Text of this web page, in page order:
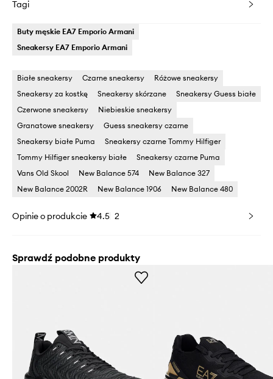
Tagi
Buty męskie EA7 Emporio Armani
Sneakersy EA7 Emporio Armani
Białe sneakersy Czarne sneakersy
Różowe sneakersy
Sneakersy za kostkę
Sneakersy skórzane
Sneakersy Guess białe
Czerwone sneakersy
Niebieskie sneakersy
Granatowe sneakersy
Guess sneakersy czarne
Sneakersy białe Puma
Sneakersy czarne Tommy Hilfiger
Tommy Hilfiger sneakersy białe
Sneakersy czarne Puma
Vans Old Skool
New Balance 574
New Balance 327
New Balance 2002R
New Balance 1906 New Balance 480
Opinie o produkcie 4.5 2
Sprawdź podobne produkty